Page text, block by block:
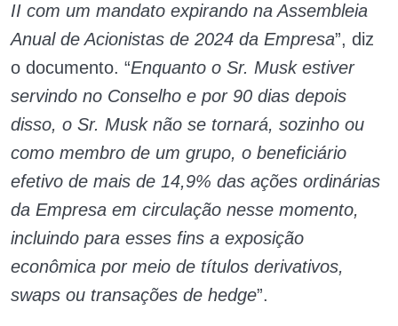
II com um mandato expirando na Assembleia
Anual de Acionistas de 2024 da Empresa”, diz
o documento. “Enquanto o Sr. Musk estiver
servindo no Conselho e por 90 dias depois
disso, o Sr. Musk não se tornará, sozinho ou
como membro de um grupo, o beneficiário
efetivo de mais de 14,9% das ações ordinárias
da Empresa em circulação nesse momento,
incluindo para esses fins a exposição
econômica por meio de títulos derivativos,
swaps ou transações de hedge”.